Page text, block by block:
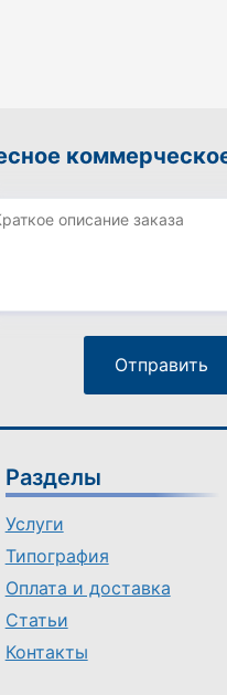
Разделы
Услуги
Типография
Оплата и доставка
Статьи
Контакты